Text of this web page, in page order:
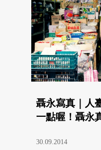
聶永寫真｜人
一點喔！聶永
30.09.2014